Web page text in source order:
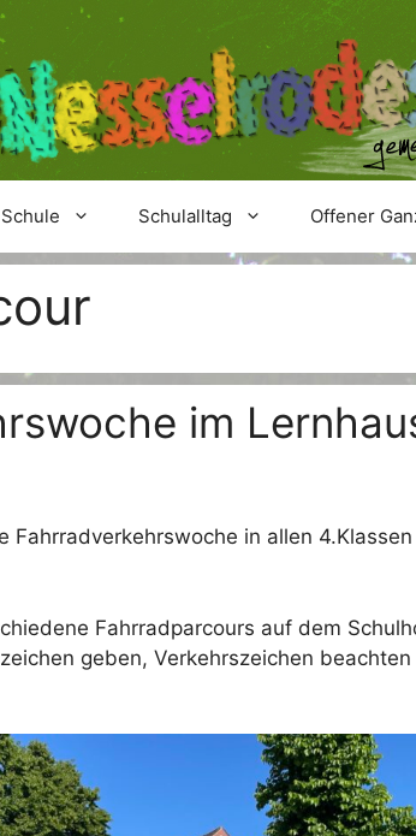
Schule Schulalltag Offener
im
in allen
Fahrradparcours auf dem
geben, Verkehrszeichen